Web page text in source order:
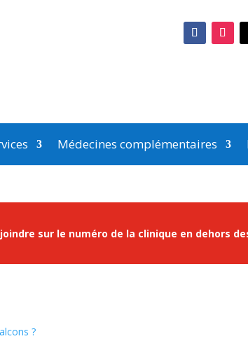
Médecines complémentaires
sur le numéro de la clinique en dehors